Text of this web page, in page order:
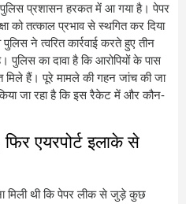
प्रशासन हरकत में आ गया है। पेपर
को तत्काल प्रभाव से स्थगित कर दिया
ने त्वरित कार्रवाई करते हुए तीन
पुलिस का दावा है कि आरोपियों के पास
हैं। पूरे मामले की गहन जांच की जा
जा रहा है कि इस रैकेट में और कौन-
एयरपोर्ट इलाके से
मिली थी कि पेपर लीक से जुड़े कुछ